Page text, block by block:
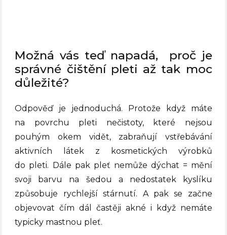
Možná vás teď napadá,
proč je
správné čištění pleti až tak moc
důležité?
Odpověď je jednoduchá. Protože když máte
na povrchu pleti nečistoty, které nejsou
pouhým okem vidět, zabraňují vstřebávání
aktivních látek z kosmetických výrobků
do pleti. Dále pak pleť nemůže dýchat = mění
svoji barvu na šedou a nedostatek kyslíku
způsobuje rychlejší stárnutí. A pak se začne
objevovat čím dál častěji akné i když nemáte
typicky mastnou pleť.